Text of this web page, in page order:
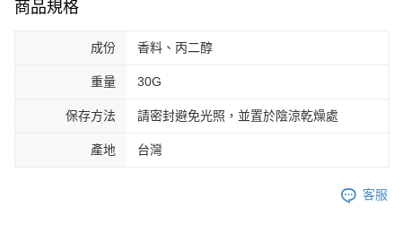
商品規格
成份 香料、丙二醇
重量 30G
保存方法 請密封避免光照，並置於陰涼乾燥處
產地 台灣
客服